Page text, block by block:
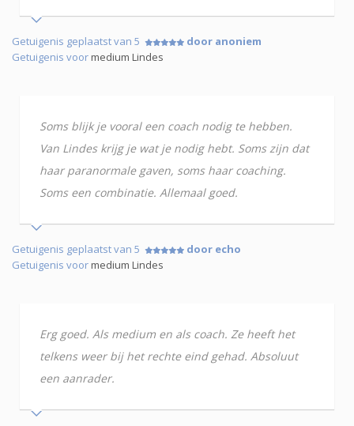
Getuigenis geplaatst van 5
door anoniem
Getuigenis voormedium Lindes
Soms blijk je vooral een coach nodig te hebben.
Van Lindes krijg je wat je nodig hebt. Soms zijn dat
haar paranormale gaven, soms haar coaching.
Soms een combinatie. Allemaal goed.
Getuigenis geplaatst van 5
door echo
Getuigenis voormedium Lindes
Erg goed. Als medium en als coach. Ze heeft het
telkens weer bij het rechte eind gehad. Absoluut
een aanrader.